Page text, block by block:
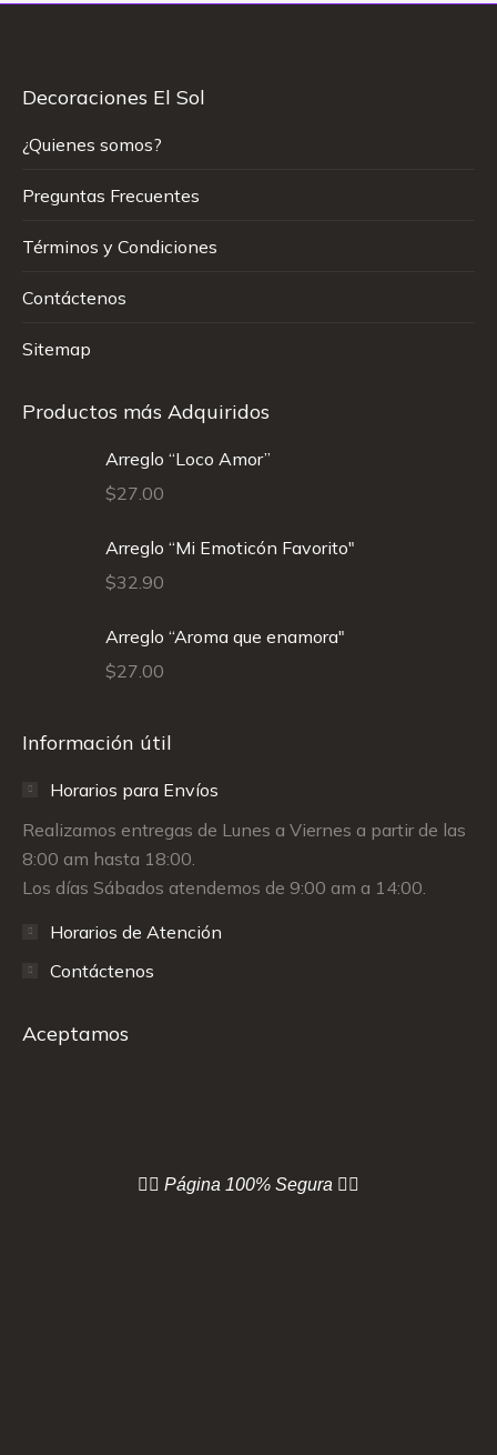
Decoraciones El Sol
¿Quienes somos?
Preguntas Frecuentes
Términos y Condiciones
Contáctenos
Sitemap
Productos más Adquiridos
Arreglo “Loco Amor”
$27.00
Arreglo “Mi Emoticón Favorito"
$32.90
Arreglo “Aroma que enamora"
$27.00
Información útil
Horarios para Envíos
Realizamos entregas de Lunes a Viernes a partir de las
8:00 am hasta 18:00.
Los días Sábados atendemos de 9:00 am a 14:00.
Horarios de Atención
Contáctenos
Aceptamos
👇🏻 Página 100% Segura 👇🏻